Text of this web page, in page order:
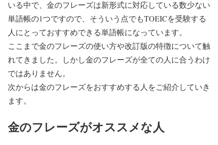
いる中で、金のフレーズは新形式に対応している数少ない
単語帳の1つですので、そういう点でもTOEICを受験する
人にとっておすすめできる単語帳になっています。
ここまで金のフレーズの使い方や改訂版の特徴について触
れてきました。しかし金のフレーズが全ての人に合うわけ
ではありません。
次からは金のフレーズをおすすめする人をご紹介していき
ます。
金のフレーズがオススメな人